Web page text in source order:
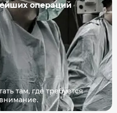
операций
там, где требуется